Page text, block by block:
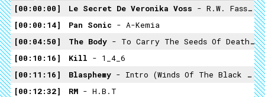
00:00:00 Le Secret De Veronika Voss - R.W. Fassbinder
00:00:14
Pan Sonic - A-Kemia
00:04:50
The Body - To Carry The Seeds Of Death Within Me
00:10:16
Kill - 1_4_6
00:11:16
Blasphemy - Intro (Winds Of The Black Gods)
00:12:32
RM - H.b.t